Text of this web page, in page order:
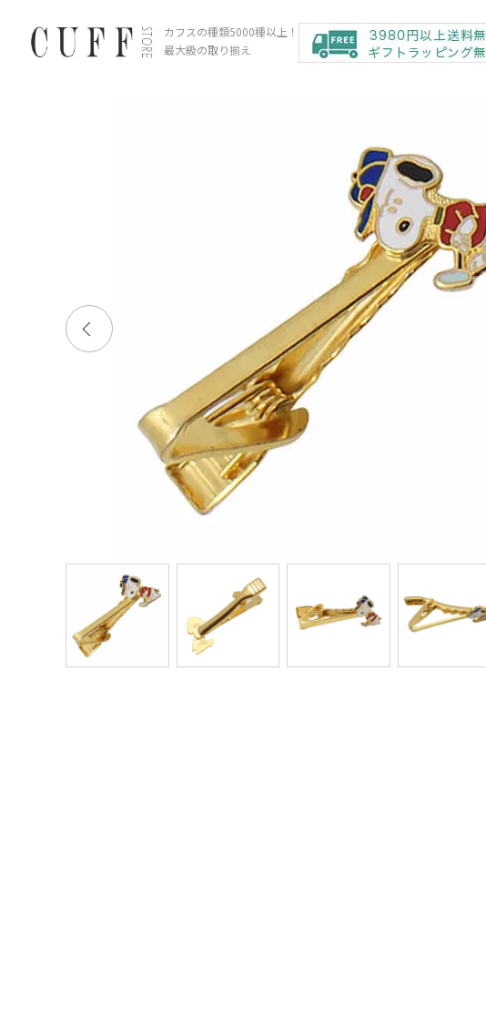
カフスの種類5000種以上！
最大級の取り揃え